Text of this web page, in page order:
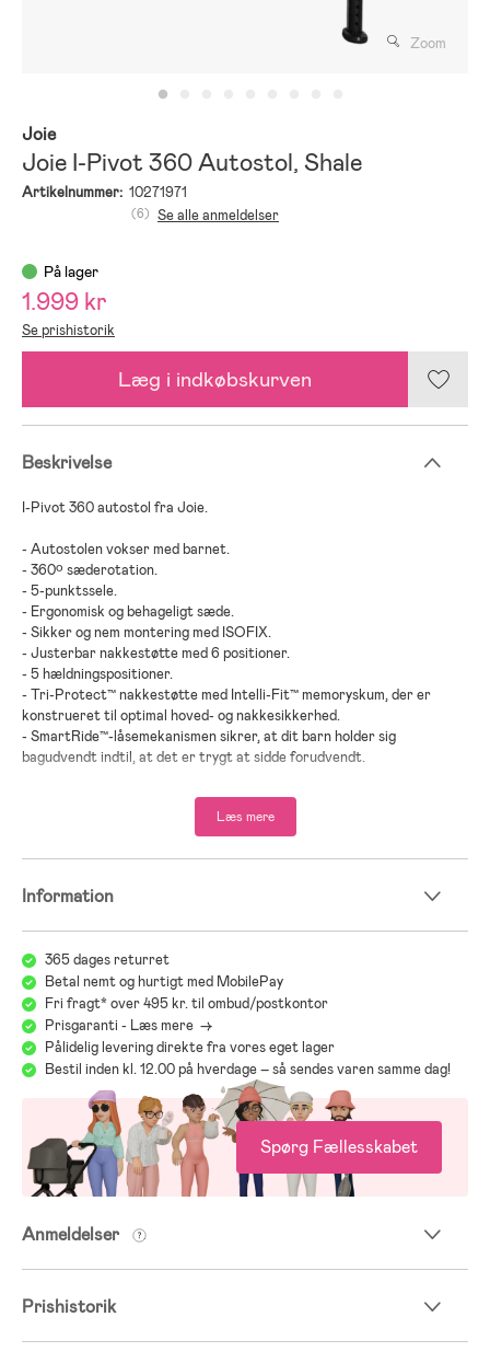
Zoom
Joie
Joie I-Pivot 360 Autostol, Shale
Artikelnummer: 10271971
(6) Se alle anmeldelser
På lager
1.999 kr
Se prishistorik
Læg i indkøbskurven
Beskrivelse
I-Pivot 360 autostol fra Joie.
- Autostolen vokser med barnet.
- 360º sæderotation.
- 5-punktssele.
- Ergonomisk og behageligt sæde.
- Sikker og nem montering med ISOFIX.
- Justerbar nakkestøtte med 6 positioner.
- 5 hældningspositioner.
- Tri-Protect™ nakkestøtte med Intelli-Fit™ memoryskum, der er
konstrueret til optimal hoved- og nakkesikkerhed.
- SmartRide™-låsemekanismen sikrer, at dit barn holder sig
bagudvendt indtil, at det er trygt at sidde forudvendt.
- Godkendt i henhold til i-Size og UN R129.
- Anbefalet højde på barnet: 40-105 cm.
- Anbefalet alder: Fra nyfødt.
Vi hos Jollyroom ved, hvor vigtigt det er at vælge den rigtige autostol,
For at gøre det nemmere for jer, har vi lavet en autostolsguide:
Jollyrooms Autostolsguide
Læs mere
Information
365 dages returret
Betal nemt og hurtigt med MobilePay
Fri fragt* over 495 kr. til ombud/postkontor
Prisgaranti - Læs mere ->
Pålidelig levering direkte fra vores eget lager
Bestil inden kl. 12.00 på hverdage – så sendes varen samme dag!
Spørg Fællesskabet
Anmeldelser
Prishistorik